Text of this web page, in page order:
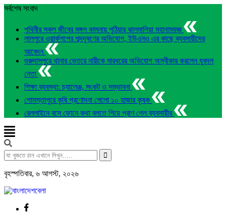
সর্বশেষ সংবাদ
পৃথিবীর সকল জীবের মঙ্গল কামনায় পুঠিয়ার ঝালমালিয়া মহানামযজ্ঞ
লালপুরে ওয়ার্কশপের শব্দদূষণের অভিযোগ, ইউএনও এর কাছে ব্যবসায়ীদের
আবেদন
গুরুদাসপুরে থানার ভেতরে নারীকে মারধরের অভিযোগ অস্বীকার করলেন যুবদল
নেতা
শিক্ষা ব্যবস্থা: চ্যালেঞ্জ, সংকট ও সম্ভাবনা
গোমস্তাপুরে কৃষি প্রণোদনা পেলো ১০ হাজার কৃষক
রেললাইনে বসে ফোনে কথা বলতে গিয়ে প্রাণ গেল ব্যবসায়ীর
বৃহস্পতিবার, ৬ আগস্ট, ২০২৬